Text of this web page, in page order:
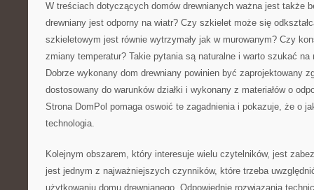
W treściach dotyczących domów drewnianych ważna jest także
drewniany jest odporny na wiatr? Czy szkielet może się
szkieletowym jest równie wytrzymały jak w murowanym? Czy
zmiany temperatur? Takie pytania są naturalne i warto szukać na
Dobrze wykonany dom drewniany powinien być zaprojektowany
dostosowany do warunków działki i wykonany z materiałów o
Strona DomPol pomaga oswoić te zagadnienia i pokazuje, że o
technologia.
Kolejnym obszarem, który interesuje wielu czytelników, jest
jest jednym z najważniejszych czynników, które trzeba
użytkowaniu domu drewnianego. Odpowiednie rozwiązania